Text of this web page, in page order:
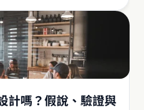
計嗎？假說、驗證與